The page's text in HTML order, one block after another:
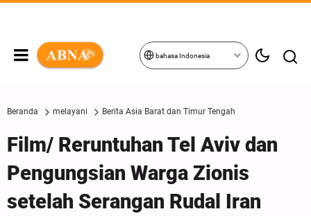
bahasa Indonesia
Beranda melayani Berita Asia Barat dan Timur Tengah
Film/ Reruntuhan Tel Aviv dan
Pengungsian Warga Zionis
setelah Serangan Rudal Iran